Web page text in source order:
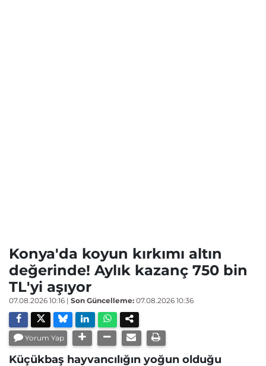
Konya'da koyun kırkımı altın
değerinde! Aylık kazanç 750 bin
TL'yi aşıyor
07.08.2026 10:16 | Son Güncelleme: 07.08.2026 10:36
Yorum Yap
Küçükbaş hayvancılığın yoğun olduğu